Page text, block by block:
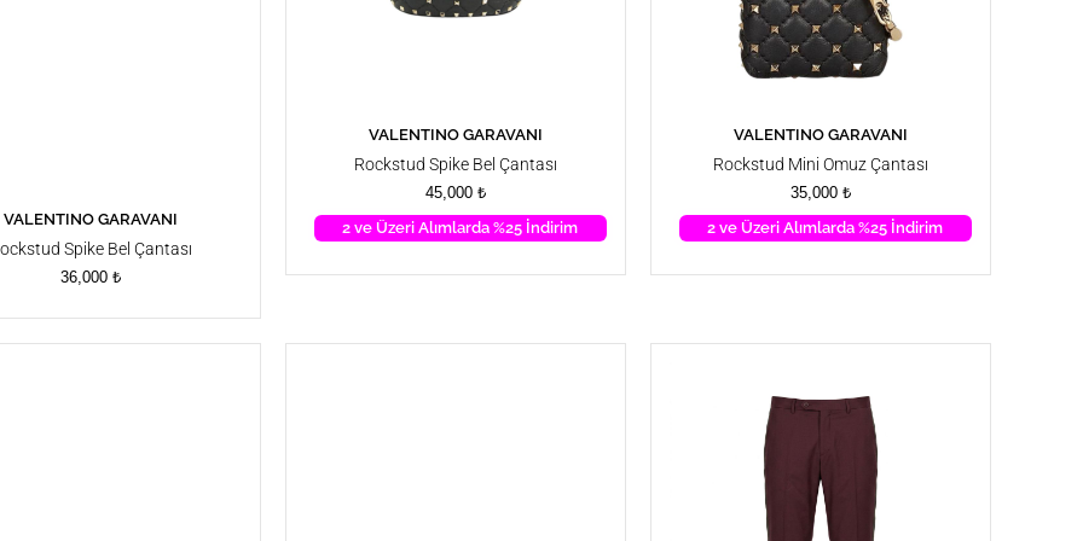
SEPETE EKLE
VALENTINO GARAVANI
Spike Bel Çantası
36,000 ₺
SEPETE EKLE
VALENTINO GARAVANI
Rockstud Spike Bel Çantası
45,000 ₺
2 ve Üzeri Alımlarda %25 İndirim
SEPETE EKLE
VALENTINO GARAVANI
Rockstud Mini Omuz Çantası
35,000 ₺
2 ve Üzeri Alımlarda %25 İndirim